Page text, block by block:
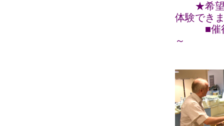
★希望者
体験でき
■催行日
～